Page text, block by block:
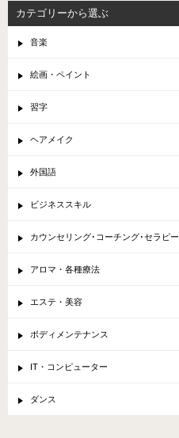
カテゴリーから選ぶ
音楽
絵画・ペイント
習字
ヘアメイク
外国語
ビジネススキル
カウンセリング･コーチング･セラピー
アロマ・各種療法
エステ・美容
ボディメンテナンス
IT・コンピューター
ダンス